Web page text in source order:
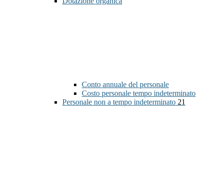
Conto annuale del personale
Costo personale tempo indeterminato
Personale non a tempo indeterminato 21